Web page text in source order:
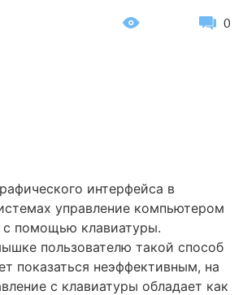
0
интерфейса в
управление компьютером
с помощью клавиатуры.
пользователю такой способ
показаться неэффективным, на
с клавиатуры обладает как